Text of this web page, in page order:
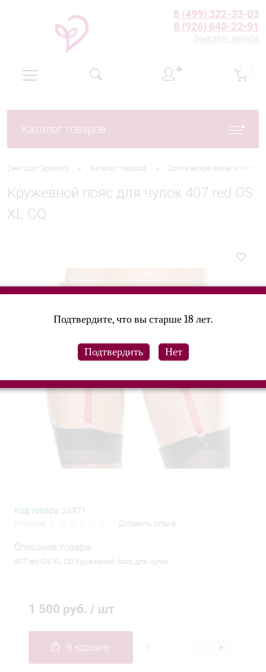
8 (499) 322-33-03
8 (926) 648-22-91
Заказать звонок
✚
Каталог товаров
Секс шоп Эровита Каталог товаров Эротическое белье и
Кружевной пояс для чулок 407 red OS
XL CQ
Код товара: 24971
Добавить отзыв
Описание товара:
407 red OS XL CQ Кружевной пояс для чулок
1 500 руб. / шт
В корзину
Подтвердите, что вы старше 18 лет.